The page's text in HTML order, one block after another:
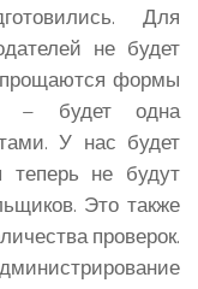
Для
не будет
формы
– будет одна
У нас будет
не будут
Это также
проверок.